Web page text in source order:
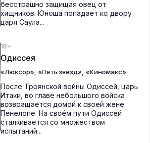
бесстрашно защищая овец от
хищников. Юноша попадает ко двору
царя Саула...
18+
Одиссея
«Люксор», «Пять звёзд», «Киномакс»
После Троянской войны Одиссей, царь
Итаки, во главе небольшого войска
возвращается домой к своей жене
Пенелопе. На своём пути Одиссей
сталкивается со множеством
испытаний...